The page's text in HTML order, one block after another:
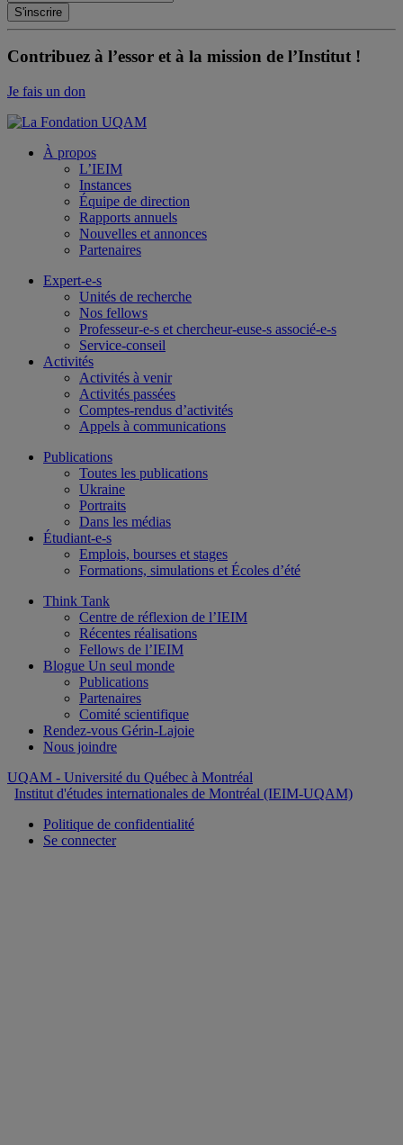
Contribuez à l’essor et à la mission de l’Institut !
Je fais un don
À propos
L’IEIM
Instances
Équipe de direction
Rapports annuels
Nouvelles et annonces
Partenaires
Expert-e-s
Unités de recherche
Nos fellows
Professeur-e-s et chercheur-euse-s associé-e-s
Service-conseil
Activités
Activités à venir
Activités passées
Comptes-rendus d’activités
Appels à communications
Publications
Toutes les publications
Ukraine
Portraits
Dans les médias
Étudiant-e-s
Emplois, bourses et stages
Formations, simulations et Écoles d’été
Think Tank
Centre de réflexion de l’IEIM
Récentes réalisations
Fellows de l’IEIM
Blogue Un seul monde
Publications
Partenaires
Comité scientifique
Rendez-vous Gérin-Lajoie
Nous joindre
UQAM - Université du Québec à Montréal
Institut d'études internationales de Montréal (IEIM-UQAM)
Politique de confidentialité
Se connecter